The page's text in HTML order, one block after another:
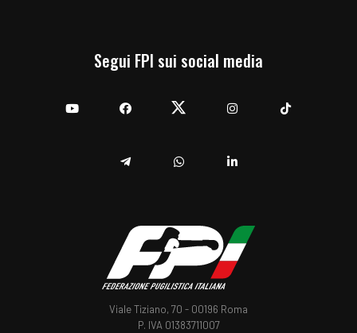
Segui FPI sui social media
Viale Tiziano, 70 - 00196 Roma
P. IVA 01383711007